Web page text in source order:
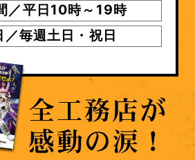
／平日10時～19時
／毎週土日・祝日